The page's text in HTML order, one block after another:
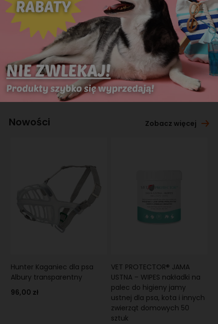
Nowości Zobacz więcej
Hunter Kaganiec dla psa
Albury transparentny
96,00 zł
VET PROTECTOR® JAMA
USTNA – WIPES nakładki na
palec do higieny jamy
ustnej dla psa, kota i innych
zwierząt domowych 50
sztuk